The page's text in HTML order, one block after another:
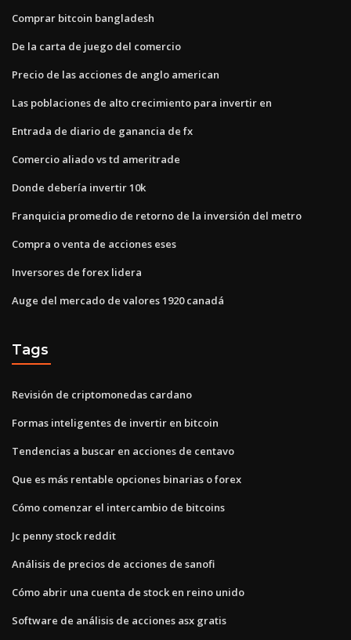
Comprar bitcoin bangladesh
De la carta de juego del comercio
Precio de las acciones de anglo american
Las poblaciones de alto crecimiento para invertir en
Entrada de diario de ganancia de fx
Comercio aliado vs td ameritrade
Donde debería invertir 10k
Franquicia promedio de retorno de la inversión del metro
Compra o venta de acciones eses
Inversores de forex lidera
Auge del mercado de valores 1920 canadá
Tags
Revisión de criptomonedas cardano
Formas inteligentes de invertir en bitcoin
Tendencias a buscar en acciones de centavo
Que es más rentable opciones binarias o forex
Cómo comenzar el intercambio de bitcoins
Jc penny stock reddit
Análisis de precios de acciones de sanofi
Cómo abrir una cuenta de stock en reino unido
Software de análisis de acciones asx gratis